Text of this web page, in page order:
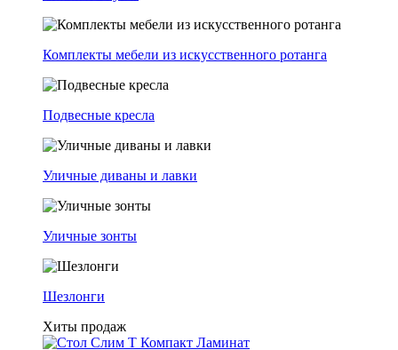
Комплекты мебели из искусственного ротанга
Подвесные кресла
Уличные диваны и лавки
Уличные зонты
Шезлонги
Хиты продаж